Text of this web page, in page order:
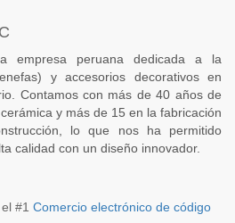
empresa peruana dedicada a la
y accesorios decorativos en
Contamos con más de 40 años de
y más de 15 en la fabricación
lo que nos ha permitido
calidad con un diseño innovador.
#1 Comercio electrónico de código